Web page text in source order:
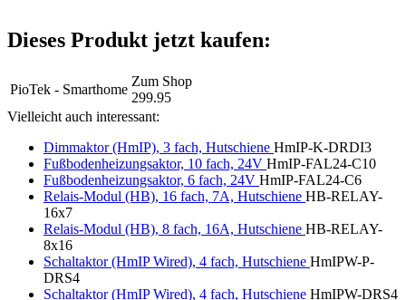
Dieses Produkt jetzt kaufen:
PioTek - Smarthome
Zum Shop
299.95
Vielleicht auch interessant:
Dimmaktor (HmIP), 3 fach, Hutschiene HmIP-K-DRDI3
Fußbodenheizungsaktor, 10 fach, 24V HmIP-FAL24-C10
Fußbodenheizungsaktor, 6 fach, 24V HmIP-FAL24-C6
Relais-Modul (HB), 16 fach, 7A, Hutschiene HB-RELAY-
16x7
Relais-Modul (HB), 8 fach, 16A, Hutschiene HB-RELAY-
8x16
Schaltaktor (HmIP Wired), 4 fach, Hutschiene HmIPW-P-
DRS4
Schaltaktor (HmIP Wired), 4 fach, Hutschiene HmIPW-DRS4